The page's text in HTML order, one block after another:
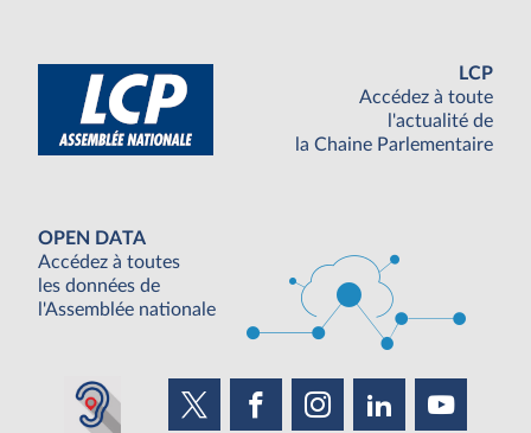
LCP
Accédez à toute
l'actualité de
la Chaine Parlementaire
OPEN DATA
Accédez à toutes
les données de
l'Assemblée nationale